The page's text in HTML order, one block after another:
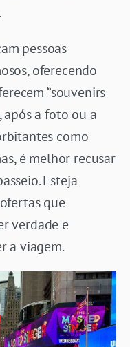
pessoas
oferecendo
“souvenirs
após a foto ou a
como
é melhor recusar
Esteja
que
verdade e
a viagem.